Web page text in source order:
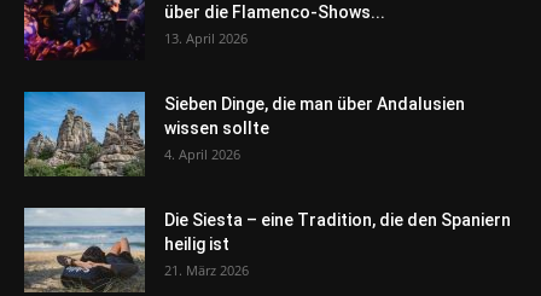
über die Flamenco-Shows...
13. April 2026
Sieben Dinge, die man über Andalusien
wissen sollte
4. April 2026
Die Siesta – eine Tradition, die den Spaniern
heilig ist
21. März 2026